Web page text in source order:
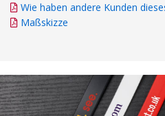
Wie haben andere Kunden
Maßskizze